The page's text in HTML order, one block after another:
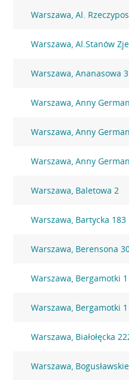
Warszawa, Al.
Warszawa, Al.Stanów
Warszawa, Ananasowa
Warszawa, Anny
Warszawa, Anny
Warszawa, Anny
Warszawa, Baletowa 2
Warszawa, Bartycka 183
Warszawa, Berensona
Warszawa, Bergamotki 1
Warszawa, Bergamotki 1
Warszawa, Białołęcka
Warszawa,